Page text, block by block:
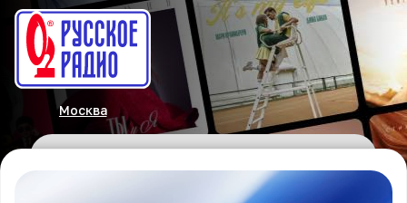
Москва